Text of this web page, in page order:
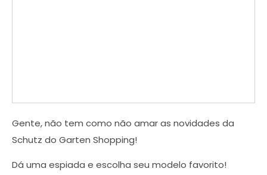
Gente, não tem como não amar as novidades da
Schutz do Garten Shopping!
Dá uma espiada e escolha seu modelo favorito!